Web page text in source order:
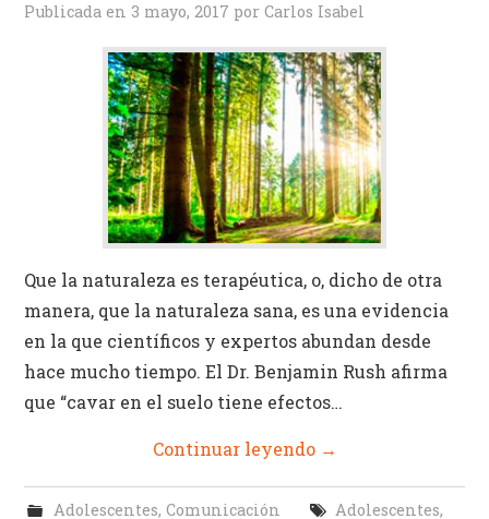
Publicada en 3 mayo, 2017 porCarlos Isabel
Que la naturaleza es terapéutica, o, dicho de otra
manera, que la naturaleza sana, es una evidencia
en la que científicos y expertos abundan desde
hace mucho tiempo. El Dr. Benjamin Rush afirma
que “cavar en el suelo tiene efectos…
Continuar leyendo →
Adolescentes, Comunicación Adolescentes,